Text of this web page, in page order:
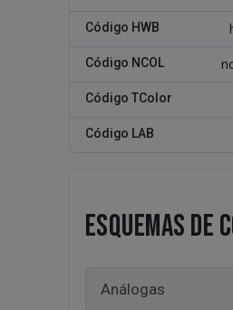
Código HWB
Código NCOL
Código TColor
Código LAB
ESQUEMAS DE